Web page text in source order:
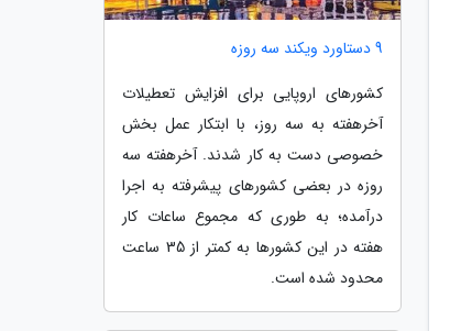
9 دستاورد ویکند سه روزه
کشورهای اروپایی برای افزایش تعطیلات
آخرهفته به سه روز، با ابتکار عمل بخش
خصوصی دست به کار شدند. آخرهفته سه
روزه در بعضی کشورهای پیشرفته به اجرا
درآمده؛ به طوری که مجموع ساعات کار
هفته در این کشورها به کمتر از 35 ساعت
محدود شده است.